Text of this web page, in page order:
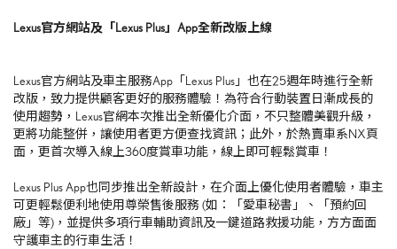
Lexus官方網站及「Lexus Plus」 App全新改版上線
Lexus官方網站及車主服務App 「 Lexus Plus 」也在25週年時進行全新
改版，致力提供顧客更好的服務體驗！為符合行動裝置日漸成長的
使用趨勢， Lexus官網本次推出全新優化介面，不只整體美觀升級，
更將功能整併，讓使用者更方便查找資訊；此外，於熱賣車系NX頁
面，更首次導入線上360度賞車功能，線上即可輕鬆賞車！
Lexus Plus App也同步推出全新設計，在介面上優化使用者體驗，車主
可更輕鬆便利地使用尊榮售後服務 (如：「愛車秘書」、「預約回
廠」等) ，並提供多項行車輔助資訊及一鍵道路救援功能，方方面面
守護車主的行車生活！